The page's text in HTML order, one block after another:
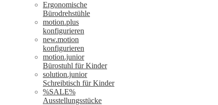
Ergonomische
Bürodrehstühle
motion.plus
konfigurieren
new.motion
konfigurieren
motion.junior
Bürostuhl für Kinder
solution.junior
Schreibtisch für Kinder
%SALE%
Ausstellungsstücke